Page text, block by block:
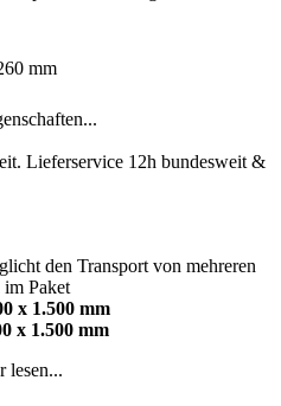
mm
den Transport von mehreren
im Paket
x 1.500 mm
x 1.500 mm
lesen...